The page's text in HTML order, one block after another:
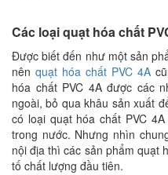
Các loại quạt hóa chất
Được biết đến như một sản
nênquạt hóa chất PVC 4A
hóa chất PVC 4A được các
ngoài, bỏ qua khâu sản xuất
có loại quạt hóa chất PVC
trong nước. Nhưng nhìn
nội địa thì các sản phẩm quạt
tố chất lượng đầu tiên.